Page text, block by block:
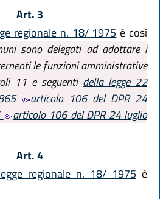
Art. 3
regionale n. 18/ 1975 è così
sono delegati ad adottare i
le funzioni amministrative
11 e seguenti della legge 22
articolo 106 del DPR 24
articolo 106 del DPR 24 luglio
Art. 4
regionale n. 18/ 1975 è